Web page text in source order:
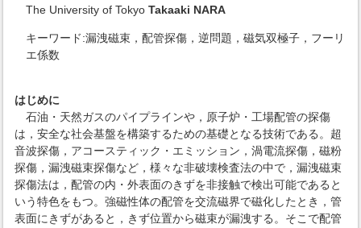
The University of Tokyo Takaaki NARA
キーワード:漏洩磁束，配管探傷，逆問題，磁気双極子，フーリ
エ係数
はじめに
石油・天然ガスのパイプラインや，原子炉・工場配管の探傷
は，安全な社会基盤を構築するための基礎となる技術である。超
音波探傷，アコースティック・エミッション，渦電流探傷，磁粉
探傷，漏洩磁束探傷など，様々な非破壊検査法の中で，漏洩磁束
探傷法は，配管の内・外表面のきずを非接触で検出可能であると
いう特色をもつ。強磁性体の配管を交流磁界で磁化したとき，管
表面にきずがあると，きず位置から磁束が漏洩する。そこで配管